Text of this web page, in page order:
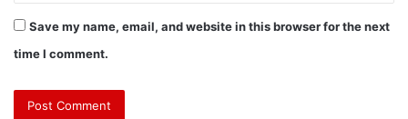
Save my name, email, and website in this browser for the next
time I comment.